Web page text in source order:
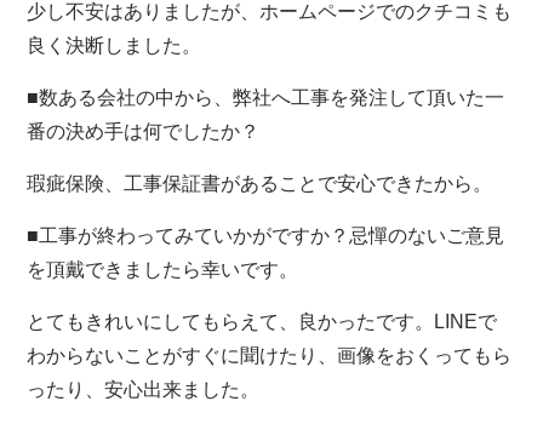
少し不安はありましたが、ホームページでのクチコミも
良く決断しました。
■数ある会社の中から、弊社へ工事を発注して頂いた一
番の決め手は何でしたか？
瑕疵保険、工事保証書があることで安心できたから。
■工事が終わってみていかがですか？忌憚のないご意見
を頂戴できましたら幸いです。
とてもきれいにしてもらえて、良かったです。LINEで
わからないことがすぐに聞けたり、画像をおくってもら
ったり、安心出来ました。